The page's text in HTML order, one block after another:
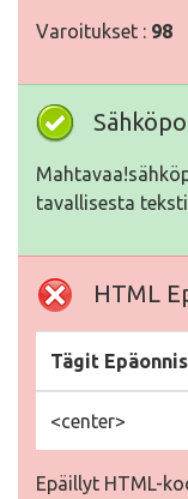
Varoitukset : 98
tavallisesta
HTML
Tägit
<center>
Epäillyt HTML-